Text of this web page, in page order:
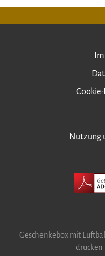
Nutzung
Geschenkebox mit
drucken